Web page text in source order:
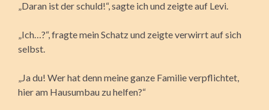
„Daran ist der schuld!“, sagte ich und zeigte auf Levi.
„Ich…?“, fragte mein Schatz und zeigte verwirrt auf sich
selbst.
„Ja du! Wer hat denn meine ganze Familie verpflichtet,
hier am Hausumbau zu helfen?“